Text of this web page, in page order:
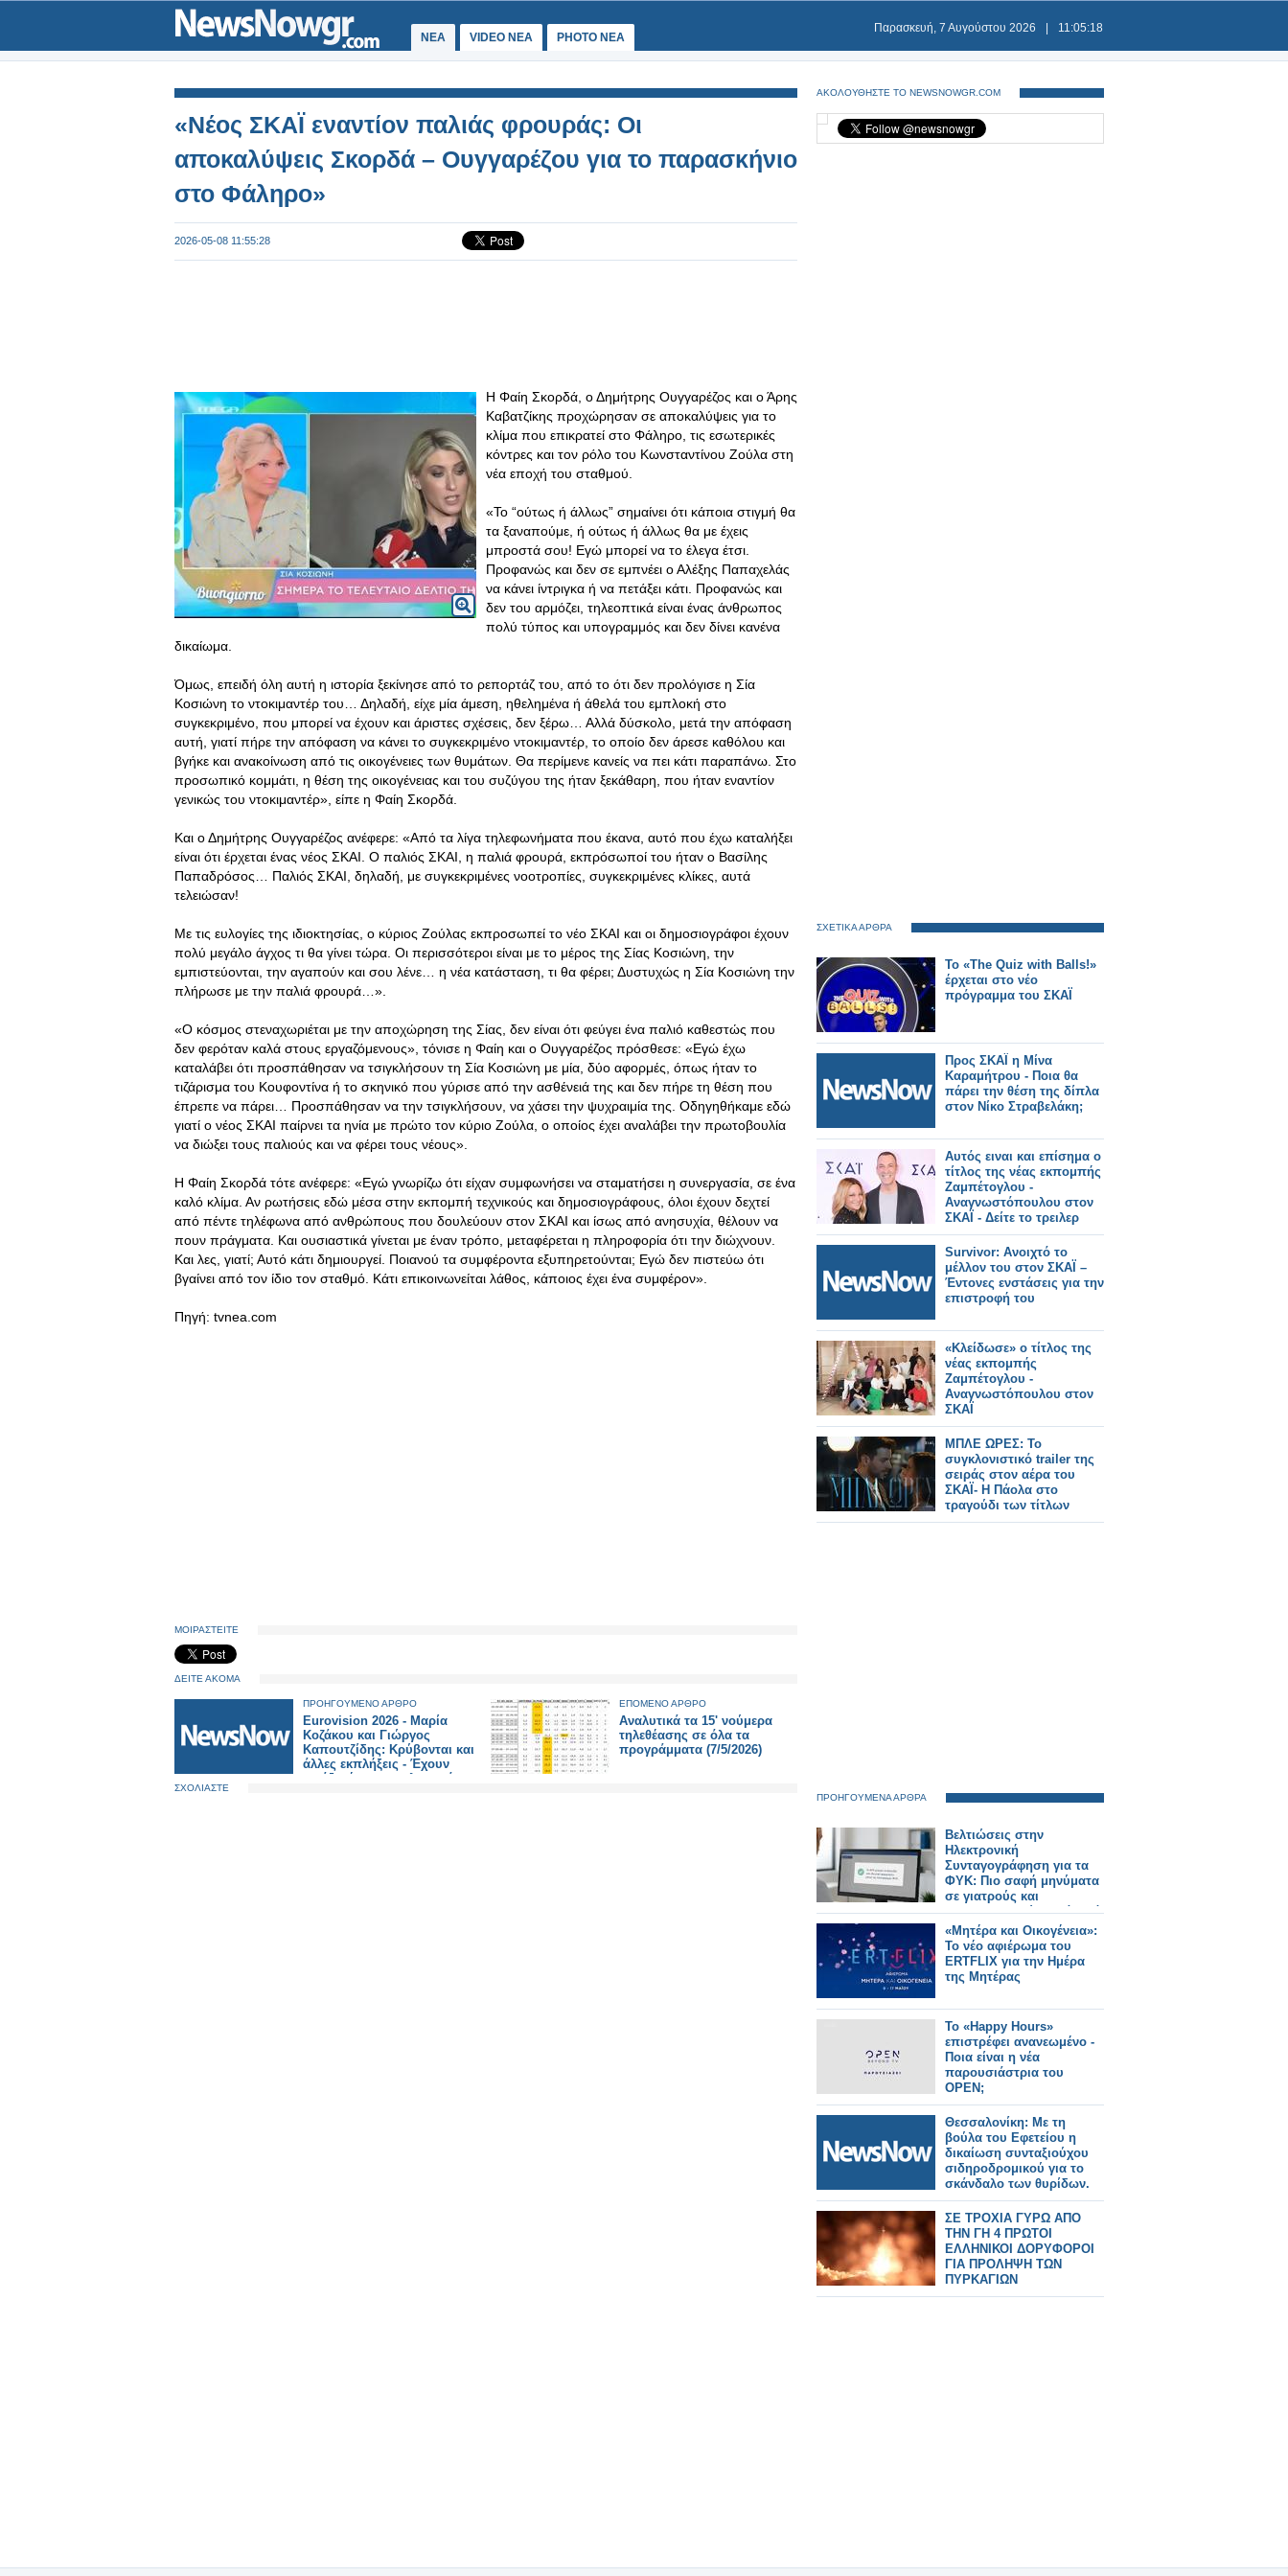
ΝΕΑ VIDEO NEA PHOTO NEA
Παρασκευή, 7 Αυγούστου 2026 11:05:18
«Νέος ΣΚΑΪ εναντίον παλιάς φρουράς: Οι
αποκαλύψεις Σκορδά – Ουγγαρέζου για το παρασκήνιο
στο Φάληρο»
2026-05-08 11:55:28
Η Φαίη Σκορδά, ο Δημήτρης Ουγγαρέζος και ο Άρης
Καβατζίκης προχώρησαν σε αποκαλύψεις για το
κλίμα που επικρατεί στο Φάληρο, τις εσωτερικές
κόντρες και τον ρόλο του Κωνσταντίνου Ζούλα στη
νέα εποχή του σταθμού.
«Το “ούτως ή άλλως” σημαίνει ότι κάποια στιγμή θα
τα ξαναπούμε, ή ούτως ή άλλως θα με έχεις
μπροστά σου! Εγώ μπορεί να το έλεγα έτσι.
Προφανώς και δεν σε εμπνέει ο Αλέξης Παπαχελάς
να κάνει ίντριγκα ή να πετάξει κάτι. Προφανώς και
δεν του αρμόζει, τηλεοπτικά είναι ένας άνθρωπος
πολύ τύπος και υπογραμμός και δεν δίνει κανένα
δικαίωμα.
Όμως, επειδή όλη αυτή η ιστορία ξεκίνησε από το ρεπορτάζ του, από το ότι δεν προλόγισε η Σία
Κοσιώνη το ντοκιμαντέρ του… Δηλαδή, είχε μία άμεση, ηθελημένα ή άθελά του εμπλοκή στο
συγκεκριμένο, που μπορεί να έχουν και άριστες σχέσεις, δεν ξέρω… Αλλά δύσκολο, μετά την απόφαση
αυτή, γιατί πήρε την απόφαση να κάνει το συγκεκριμένο ντοκιμαντέρ, το οποίο δεν άρεσε καθόλου και
βγήκε και ανακοίνωση από τις οικογένειες των θυμάτων. Θα περίμενε κανείς να πει κάτι παραπάνω. Στο
προσωπικό κομμάτι, η θέση της οικογένειας και του συζύγου της ήταν ξεκάθαρη, που ήταν εναντίον
γενικώς του ντοκιμαντέρ», είπε η Φαίη Σκορδά.
Και ο Δημήτρης Ουγγαρέζος ανέφερε: «Από τα λίγα τηλεφωνήματα που έκανα, αυτό που έχω καταλήξει
είναι ότι έρχεται ένας νέος ΣΚΑΙ. Ο παλιός ΣΚΑΙ, η παλιά φρουρά, εκπρόσωποί του ήταν ο Βασίλης
Παπαδρόσος… Παλιός ΣΚΑΙ, δηλαδή, με συγκεκριμένες νοοτροπίες, συγκεκριμένες κλίκες, αυτά
τελειώσαν!
Με τις ευλογίες της ιδιοκτησίας, ο κύριος Ζούλας εκπροσωπεί το νέο ΣΚΑΙ και οι δημοσιογράφοι έχουν
πολύ μεγάλο άγχος τι θα γίνει τώρα. Οι περισσότεροι είναι με το μέρος της Σίας Κοσιώνη, την
εμπιστεύονται, την αγαπούν και σου λένε… η νέα κατάσταση, τι θα φέρει; Δυστυχώς η Σία Κοσιώνη την
πλήρωσε με την παλιά φρουρά…».
«Ο κόσμος στεναχωριέται με την αποχώρηση της Σίας, δεν είναι ότι φεύγει ένα παλιό καθεστώς που
δεν φερόταν καλά στους εργαζόμενους», τόνισε η Φαίη και ο Ουγγαρέζος πρόσθεσε: «Εγώ έχω
καταλάβει ότι προσπάθησαν να τσιγκλήσουν τη Σία Κοσιώνη με μία, δύο αφορμές, όπως ήταν το
τιζάρισμα του Κουφοντίνα ή το σκηνικό που γύρισε από την ασθένειά της και δεν πήρε τη θέση που
έπρεπε να πάρει… Προσπάθησαν να την τσιγκλήσουν, να χάσει την ψυχραιμία της. Οδηγηθήκαμε εδώ
γιατί ο νέος ΣΚΑΙ παίρνει τα ηνία με πρώτο τον κύριο Ζούλα, ο οποίος έχει αναλάβει την πρωτοβουλία
να διώξει τους παλιούς και να φέρει τους νέους».
Η Φαίη Σκορδά τότε ανέφερε: «Εγώ γνωρίζω ότι είχαν συμφωνήσει να σταματήσει η συνεργασία, σε ένα
καλό κλίμα. Αν ρωτήσεις εδώ μέσα στην εκπομπή τεχνικούς και δημοσιογράφους, όλοι έχουν δεχτεί
από πέντε τηλέφωνα από ανθρώπους που δουλεύουν στον ΣΚΑΙ και ίσως από ανησυχία, θέλουν να
πουν πράγματα. Και ουσιαστικά γίνεται με έναν τρόπο, μεταφέρεται η πληροφορία ότι την διώχνουν.
Και λες, γιατί; Αυτό κάτι δημιουργεί. Ποιανού τα συμφέροντα εξυπηρετούνται; Εγώ δεν πιστεύω ότι
βγαίνει από τον ίδιο τον σταθμό. Κάτι επικοινωνείται λάθος, κάποιος έχει ένα συμφέρον».
Πηγή: tvnea.com
ΜΟΙΡΑΣΤΕΙΤΕ
ΔΕΙΤΕ ΑΚΟΜΑ
ΠΡΟΗΓΟΥΜΕΝΟ ΑΡΘΡΟ
Eurovision 2026 - Μαρία
Κοζάκου και Γιώργος
Καπουτζίδης: Κρύβονται και
άλλες εκπλήξεις - Έχουν
φτιάξει ένα καταπληκτικό
ΕΠΟΜΕΝΟ ΑΡΘΡΟ
Αναλυτικά τα 15' νούμερα
τηλεθέασης σε όλα τα
προγράμματα (7/5/2026)
ΣΧΟΛΙΑΣΤΕ
ΑΚΟΛΟΥΘΗΣΤΕ ΤΟ NEWSNOWGR.COM
ΣΧΕΤΙΚΑ ΑΡΘΡΑ
Το «The Quiz with Balls!»
έρχεται στο νέο
πρόγραμμα του ΣΚΑΪ
Προς ΣΚΑΪ η Μίνα
Καραμήτρου - Ποια θα
πάρει την θέση της δίπλα
στον Νίκο Στραβελάκη;
Αυτός ειναι και επίσημα ο
τίτλος της νέας εκπομπής
Ζαμπέτογλου -
Αναγνωστόπουλου στον
ΣΚΑΪ - Δείτε το τρειλερ
Survivor: Ανοιχτό το
μέλλον του στον ΣΚΑΪ –
Έντονες ενστάσεις για την
επιστροφή του
«Κλείδωσε» ο τίτλος της
νέας εκπομπής
Ζαμπέτογλου -
Αναγνωστόπουλου στον
ΣΚΑΪ
ΜΠΛΕ ΩΡΕΣ: Το
συγκλονιστικό trailer της
σειράς στον αέρα του
ΣΚΑΪ- Η Πάολα στο
τραγούδι των τίτλων
ΠΡΟΗΓΟΥΜΕΝΑ ΑΡΘΡΑ
Βελτιώσεις στην
Ηλεκτρονική
Συνταγογράφηση για τα
ΦΥΚ: Πιο σαφή μηνύματα
σε γιατρούς και
φαρμακοποιούς μετά από
παρεμβάσεις του Π.Φ.Σ.
«Μητέρα και Οικογένεια»:
Το νέο αφιέρωμα του
ERTFLIX για την Ημέρα
της Μητέρας
Το «Happy Hours»
επιστρέφει ανανεωμένο -
Ποια είναι η νέα
παρουσιάστρια του
OPEN;
Θεσσαλονίκη: Με τη
βούλα του Εφετείου η
δικαίωση συνταξιούχου
σιδηροδρομικού για το
σκάνδαλο των θυρίδων.
ΣΕ ΤΡΟΧΙΑ ΓΥΡΩ ΑΠΟ
ΤΗΝ ΓΗ 4 ΠΡΩΤΟΙ
ΕΛΛΗΝΙΚΟΙ ΔΟΡΥΦΟΡΟΙ
ΓΙΑ ΠΡΟΛΗΨΗ ΤΩΝ
ΠΥΡΚΑΓΙΩΝ